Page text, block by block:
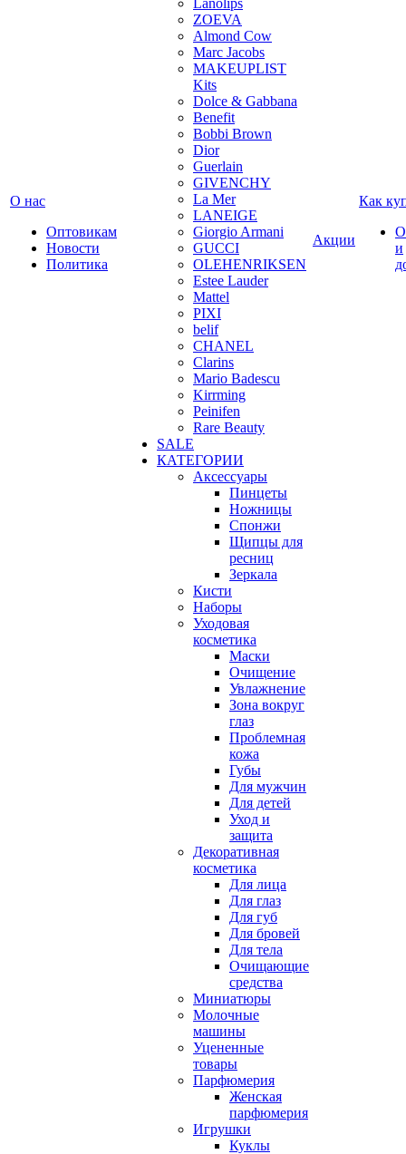
О нас
Оптовикам
Новости
Политика
Lanolips
ZOEVA
Almond Cow
Marc Jacobs
MAKEUPLIST
Kits
Dolce & Gabbana
Benefit
Bobbi Brown
Dior
Guerlain
GIVENCHY
La Mer
LANEIGE
Giorgio Armani
GUCCI
OLEHENRIKSEN
Estee Lauder
Mattel
PIXI
belif
CHANEL
Clarins
Mario Badescu
Kirrming
Peinifen
Rare Beauty
SALE
КАТЕГОРИИ
Аксессуары
Пинцеты
Ножницы
Спонжи
Щипцы для
ресниц
Зеркала
Кисти
Наборы
Уходовая
косметика
Маски
Очищение
Увлажнение
Зона вокруг
глаз
Проблемная
кожа
Губы
Для мужчин
Для детей
Уход и
защита
Декоративная
косметика
Для лица
Для глаз
Для губ
Для бровей
Для тела
Очищающие
средства
Миниатюры
Молочные
машины
Уцененные
товары
Парфюмерия
Женская
парфюмерия
Игрушки
Куклы
Акции
Как
и